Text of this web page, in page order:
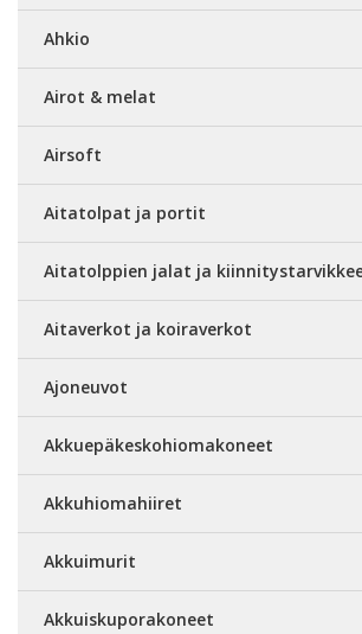
Ahkio
Airot & melat
Airsoft
Aitatolpat ja portit
Aitatolppien jalat ja
Aitaverkot ja koiraverkot
Ajoneuvot
Akkuepäkeskohiomakoneet
Akkuhiomahiiret
Akkuimurit
Akkuiskuporakoneet